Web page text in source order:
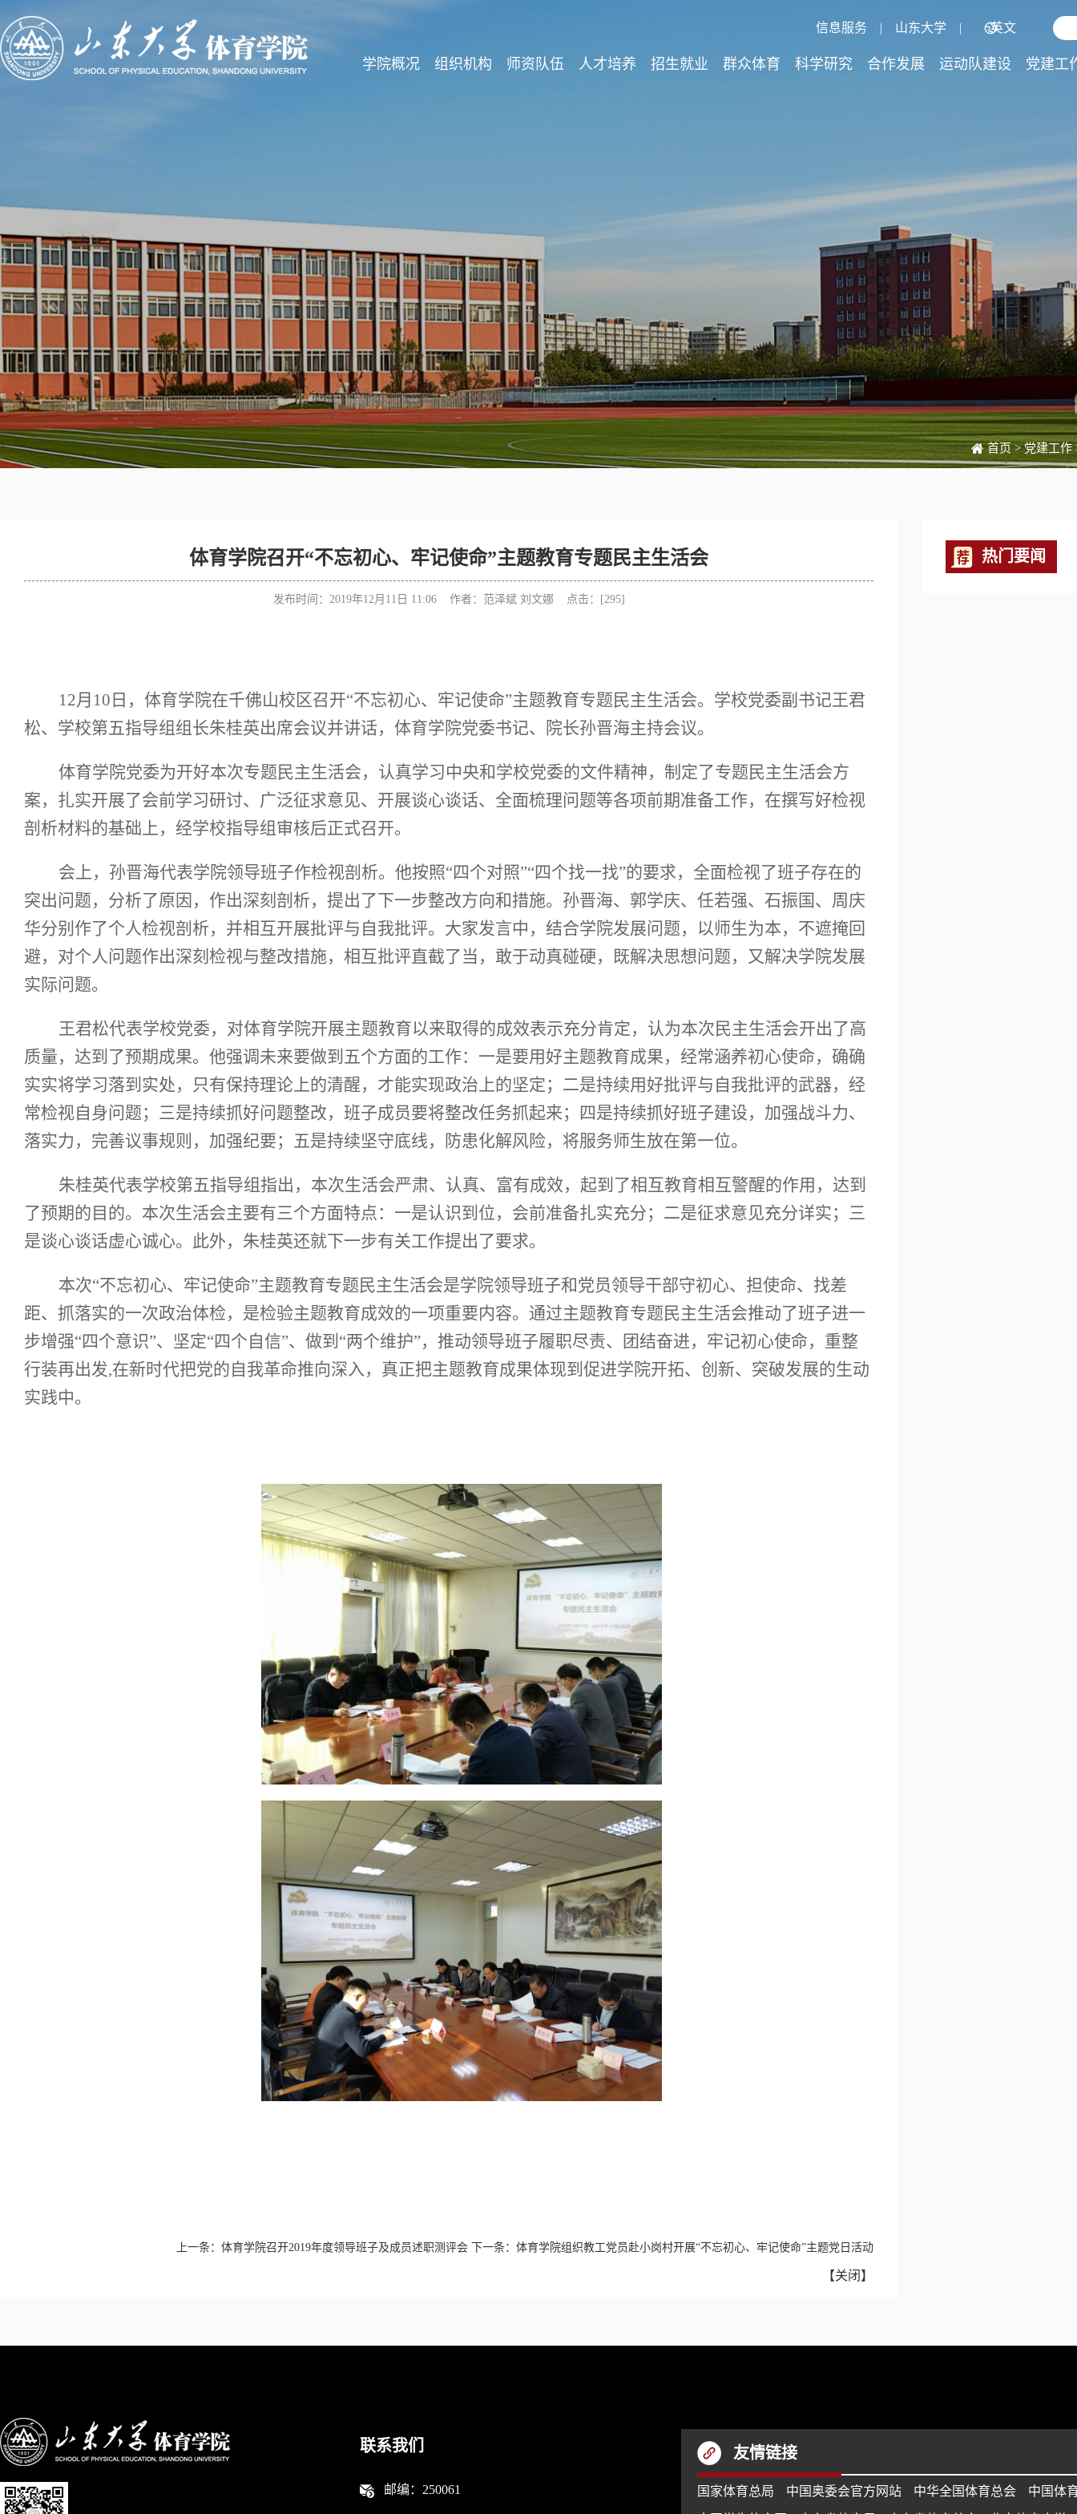
信息服务 | 山东大学 |英文
学院概况 组织机构 师资队伍 人才培养 招生就业 群众体育 科学研究 合作发展 运动队建设 党建工
首页>党建工作
体育学院召开“不忘初心、牢记使命”主题教育专题民主生活会
发布时间：2019年12月11日 11:06 作者：范泽斌 刘文娜 点击：[295]
12月10日，体育学院在千佛山校区召开“不忘初心、牢记使命”主题教育专题民主生活会。学校党委副书记王君
松、学校第五指导组组长朱桂英出席会议并讲话，体育学院党委书记、院长孙晋海主持会议。
体育学院党委为开好本次专题民主生活会，认真学习中央和学校党委的文件精神，制定了专题民主生活会方
案，扎实开展了会前学习研讨、广泛征求意见、开展谈心谈话、全面梳理问题等各项前期准备工作，在撰写好检视
剖析材料的基础上，经学校指导组审核后正式召开。
会上，孙晋海代表学院领导班子作检视剖析。他按照“四个对照”“四个找一找”的要求，全面检视了班子存在的
突出问题，分析了原因，作出深刻剖析，提出了下一步整改方向和措施。孙晋海、郭学庆、任若强、石振国、周庆
华分别作了个人检视剖析，并相互开展批评与自我批评。大家发言中，结合学院发展问题，以师生为本，不遮掩回
避，对个人问题作出深刻检视与整改措施，相互批评直截了当，敢于动真碰硬，既解决思想问题，又解决学院发展
实际问题。
王君松代表学校党委，对体育学院开展主题教育以来取得的成效表示充分肯定，认为本次民主生活会开出了高
质量，达到了预期成果。他强调未来要做到五个方面的工作： 一是要用好主题教育成果，经常涵养初心使命，确确
实实将学习落到实处，只有保持理论上的清醒，才能实现政治上的坚定；二是持续用好批评与自我批评的武器，经
常检视自身问题；三是持续抓好问题整改，班子成员要将整改任务抓起来；四是持续抓好班子建设，加强战斗力、
落实力，完善议事规则，加强纪要；五是持续坚守底线，防患化解风险，将服务师生放在第一位。
朱桂英代表学校第五指导组指出，本次生活会严肃、认真、富有成效，起到了相互教育相互警醒的作用，达到
了预期的目的。本次生活会主要有三个方面特点：一是认识到位，会前准备扎实充分；二是征求意见充分详实；三
是谈心谈话虚心诚心。此外，朱桂英还就下一步有关工作提出了要求。
本次“不忘初心、牢记使命”主题教育专题民主生活会是学院领导班子和党员领导干部守初心、担使命、找差
距、抓落实的一次政治体检，是检验主题教育成效的一项重要内容。通过主题教育专题民主生活会推动了班子进一
步增强“四个意识”、坚定“四个自信”、做到“两个维护”，推动领导班子履职尽责、团结奋进，牢记初心使命，重整
行装再出发,在新时代把党的自我革命推向深入，真正把主题教育成果体现到促进学院开拓、创新、突破发展的生动
实践中。
上一条： 体育学院召开2019年度领导班子及成员述职测评会 下一条： 体育学院组织教工党员赴小岗村开展“不忘初心、牢记使命”主题党日活动
【关闭 】
热门要闻
联系我们
邮编：250061
友情链接
国家体育总局 中国奥委会官方网站 中华全国体育总会 中国体